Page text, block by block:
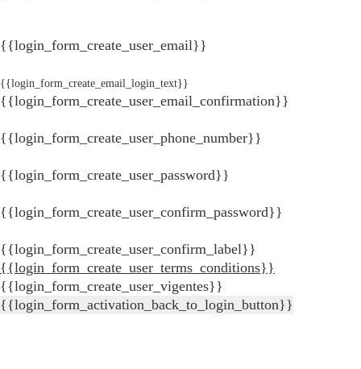
{{login_form_create_user_email}}
{{login_form_create_email_login_text}}
{{login_form_create_user_email_confirmation}}
{{login_form_create_user_phone_number}}
{{login_form_create_user_password}}
{{login_form_create_user_confirm_password}}
{{login_form_create_user_confirm_label}}
{{login_form_create_user_terms_conditions}}
{{login_form_create_user_vigentes}}
{{login_form_activation_back_to_login_button}}